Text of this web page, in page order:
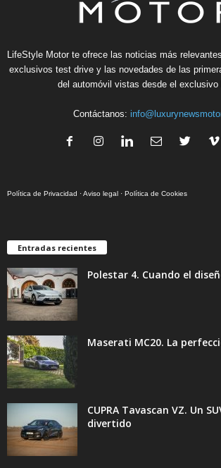
LifeStyle Motor te ofrece las noticias más
exclusivos test drive y las novedades de las
del automóvil vistas desde el exclusivo
Contáctanos:
Política de Privacidad ·Aviso legal · Política de Cookies
Entradas recientes
Polestar 4. Cuando el
Maserati MC20. La
CUPRA Tavascan VZ. Un
divertido